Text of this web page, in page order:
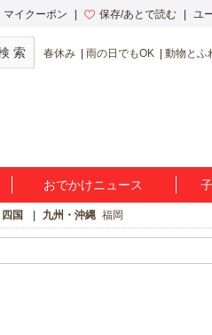
マイクーポン 保存/あとで読む ユ
春休み 雨の日でもOK 動物とふ
おでかけニュース
国 九州・沖縄 福岡